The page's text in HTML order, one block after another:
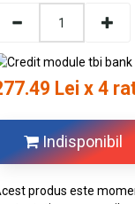
Lei x 4
Indisponibil
produs este